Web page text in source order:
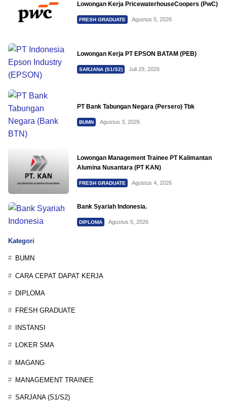
Lowongan Kerja PricewaterhouseCoopers (PwC)
FRESH GRADUATE Agustus 5, 2026
Lowongan Kerja PT EPSON BATAM (PEB)
SARJANA (S1/S2) Juli 29, 2026
PT Bank Tabungan Negara (Persero) Tbk
BUMN Agustus 3, 2026
Lowongan Management Trainee PT Kalimantan
Alumina Nusantara (PT KAN)
FRESH GRADUATE Agustus 4, 2026
Bank Syariah Indonesia.
DIPLOMA Agustus 5, 2026
Kategori
BUMN
CARA CEPAT DAPAT KERJA
DIPLOMA
FRESH GRADUATE
INSTANSI
LOKER SMA
MAGANG
MANAGEMENT TRAINEE
SARJANA (S1/S2)